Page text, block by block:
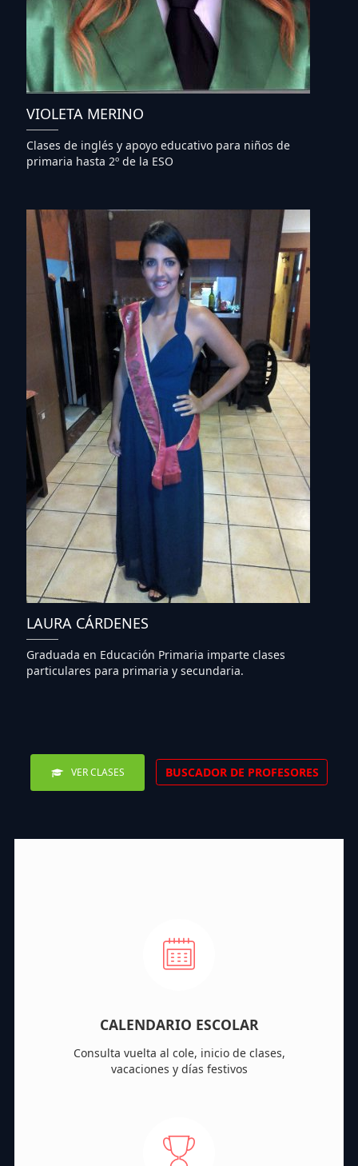
VIOLETA MERINO
Clases de inglés y apoyo educativo para niños de
primaria hasta 2º de la ESO
LAURA CÁRDENES
Graduada en Educación Primaria imparte clases
particulares para primaria y secundaria.
VER CLASES BUSCADOR DE PROFESORES
CALENDARIO ESCOLAR
Consulta vuelta al cole, inicio de clases,
vacaciones y días festivos